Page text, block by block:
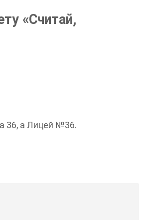
«Считай,
36, а Лицей №36.